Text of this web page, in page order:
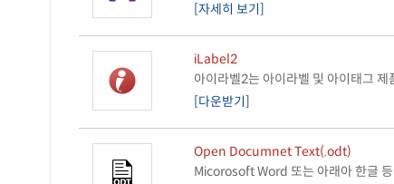
[자세히 보기]
iLabel2
아이라벨2는 아이라벨 및 아이태그
[다운받기]
Open Documnet Text(.odt)
Micorosoft Word 또는 아래아 한글